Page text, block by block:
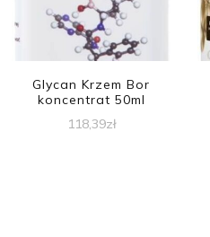
Glycan Krzem Bor
koncentrat 50ml
118,39zł